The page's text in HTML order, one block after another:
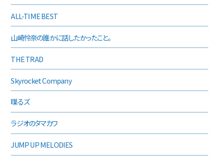
ALL-TIME BEST
山崎怜奈の誰かに話したかったこと。
THE TRAD
Skyrocket Company
喋るズ
ラジオのタマカワ
JUMP UP MELODIES